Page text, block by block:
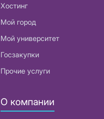
Хостинг
Мой город
Мой университет
Госзакупки
Прочие услуги
О компании